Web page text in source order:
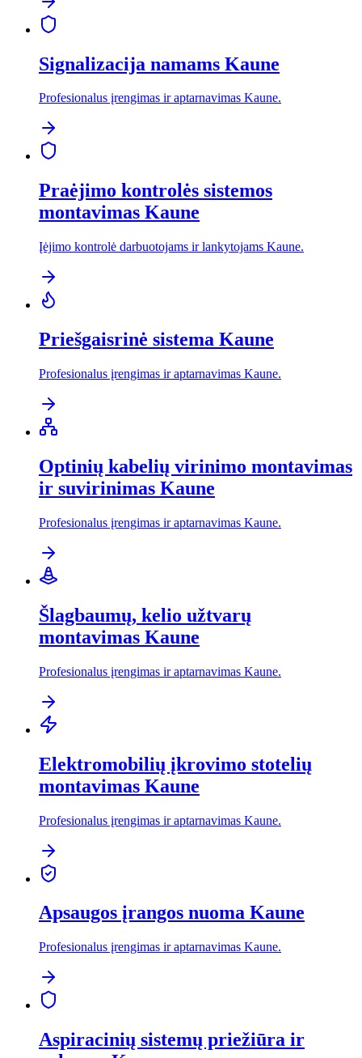
Signalizacija namams Kaune
Profesionalus įrengimas ir aptarnavimas Kaune.
Praėjimo kontrolės sistemos
montavimas Kaune
Įėjimo kontrolė darbuotojams ir lankytojams Kaune.
Priešgaisrinė sistema Kaune
Profesionalus įrengimas ir aptarnavimas Kaune.
Optinių kabelių virinimo montavimas
ir suvirinimas Kaune
Profesionalus įrengimas ir aptarnavimas Kaune.
Šlagbaumų, kelio užtvarų
montavimas Kaune
Profesionalus įrengimas ir aptarnavimas Kaune.
Elektromobilių įkrovimo stotelių
montavimas Kaune
Profesionalus įrengimas ir aptarnavimas Kaune.
Apsaugos įrangos nuoma Kaune
Profesionalus įrengimas ir aptarnavimas Kaune.
Aspiracinių sistemų priežiūra ir